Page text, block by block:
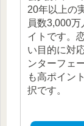
20年以上の
員数3,000
イトです。
い目的に対
ンターフェ
も高ポイン
択です。